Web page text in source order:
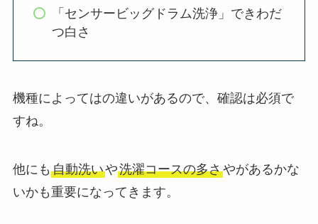
「センサービッグドラム洗浄」できわだ
つ白さ
機種によってはの違いがあるので、確認は必須で
すね。
他にも 自動洗いや洗濯コースの多さやがあるかな
いかも重要になってきます。